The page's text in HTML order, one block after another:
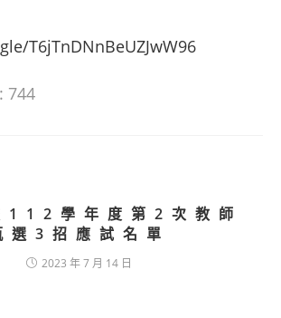
T6jTnDNnBeUZJwW96
744
112學年度第2次教師
選3招應試名單
2023 年 7 月 14 日